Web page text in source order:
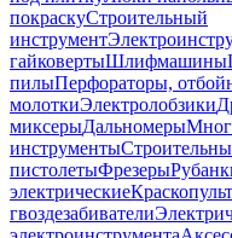
покраскуСтроительный
инструмент
гайковертыШлифмашины
пилыПерфораторы,
молоткиЭлектролобзики
миксерыДальномеры
инструменты
пистолетыФрезеры
электрические
гвоздезабиватели